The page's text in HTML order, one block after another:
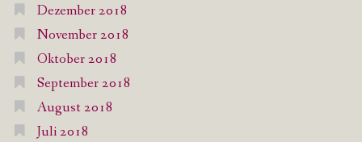
Dezember 2018
November 2018
Oktober 2018
September 2018
August 2018
Juli 2018